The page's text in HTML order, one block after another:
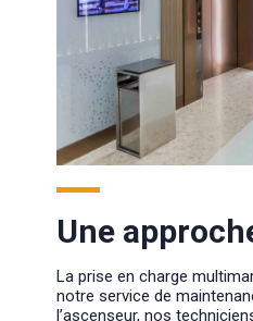
Une
La prise en charge
notre service de
l’ascenseur, nos